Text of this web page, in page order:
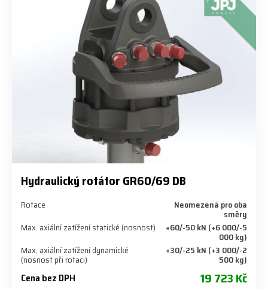
Hydraulický rotátor GR60/69 DB
Rotace Neomezená pro oba
směry
Max. axiální zatížení statické (nosnost)
+60/-50 kN (+6 000/-5
000 kg)
Max. axiální zatížení dynamické
(nosnost při rotaci)
+30/-25 kN (+3 000/-2
500 kg)
Cena bez DPH 19 723 Kč